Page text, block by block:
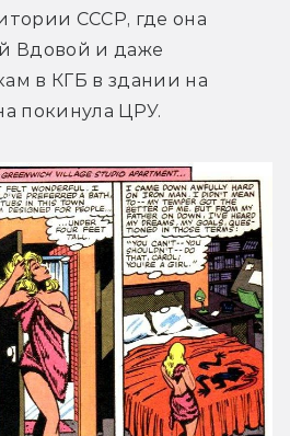
СССР, где она
Вдовой и даже
в КГБ в здании на
покинула ЦРУ.